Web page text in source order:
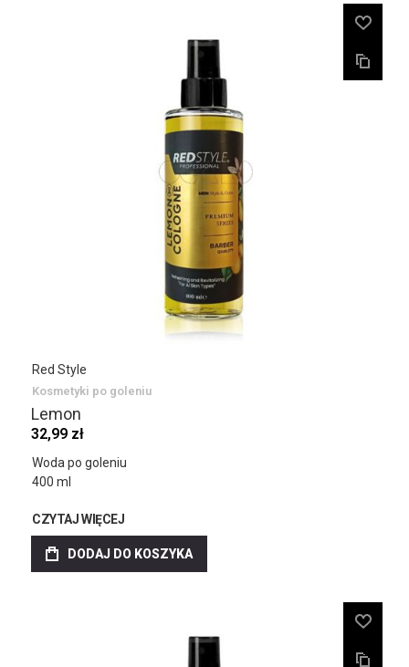
Red Style
Kosmetyki po goleniu
Lemon
32,99 zł
Woda po goleniu
400 ml
CZYTAJ WIĘCEJ
DODAJ DO KOSZYKA